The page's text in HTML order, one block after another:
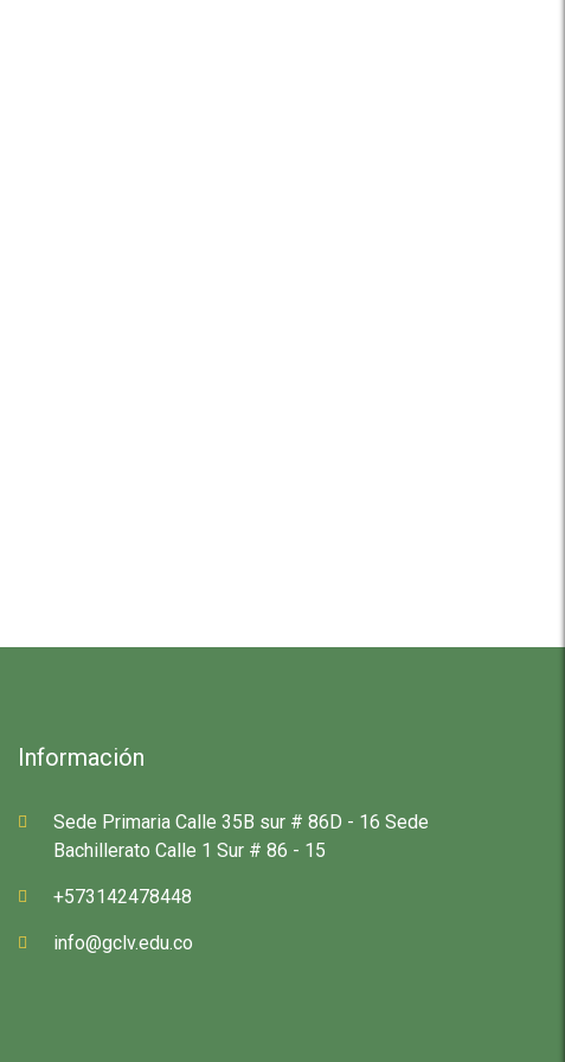
Información
Sede Primaria Calle 35B sur # 86D - 16 Sede
Bachillerato Calle 1 Sur # 86 - 15
+573142478448
info@gclv.edu.co